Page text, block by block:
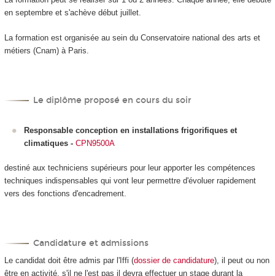
en septembre et s'achève début juillet.
La formation est organisée au sein du Conservatoire national des arts et
métiers (Cnam) à Paris.
Le diplôme proposé en cours du soir
Responsable conception en installations frigorifiques et
climatiques - CPN9500A
destiné aux techniciens supérieurs pour leur apporter les compétences
techniques indispensables qui vont leur permettre d'évoluer rapidement
vers des fonctions d'encadrement.
Candidature et admissions
Le candidat doit être admis par l'Iffi (dossier de candidature), il peut ou non
être en activité, s'il ne l'est pas il devra effectuer un stage durant la